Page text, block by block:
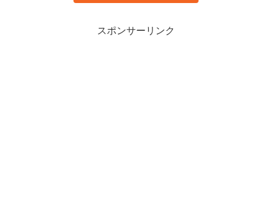
スポンサーリンク